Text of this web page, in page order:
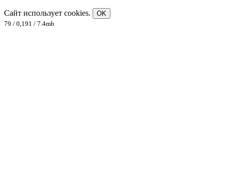
Сайт использует cookies.
OK
79 / 0,191 / 7.4mb